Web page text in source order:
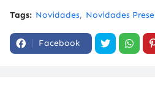
Tags: Novidades Novidades
Facebook